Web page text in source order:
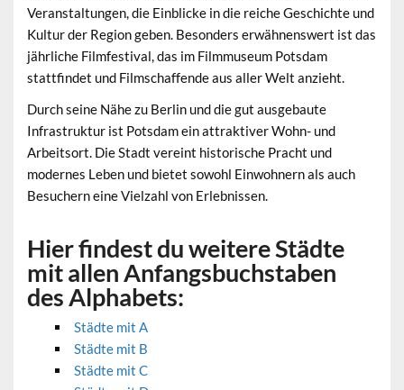
Veranstaltungen, die Einblicke in die reiche Geschichte und
Kultur der Region geben. Besonders erwähnenswert ist das
jährliche Filmfestival, das im Filmmuseum Potsdam
stattfindet und Filmschaffende aus aller Welt anzieht.
Durch seine Nähe zu Berlin und die gut ausgebaute
Infrastruktur ist Potsdam ein attraktiver Wohn- und
Arbeitsort. Die Stadt vereint historische Pracht und
modernes Leben und bietet sowohl Einwohnern als auch
Besuchern eine Vielzahl von Erlebnissen.
Hier findest du weitere Städte
mit allen Anfangsbuchstaben
des Alphabets:
Städte mit A
Städte mit B
Städte mit C